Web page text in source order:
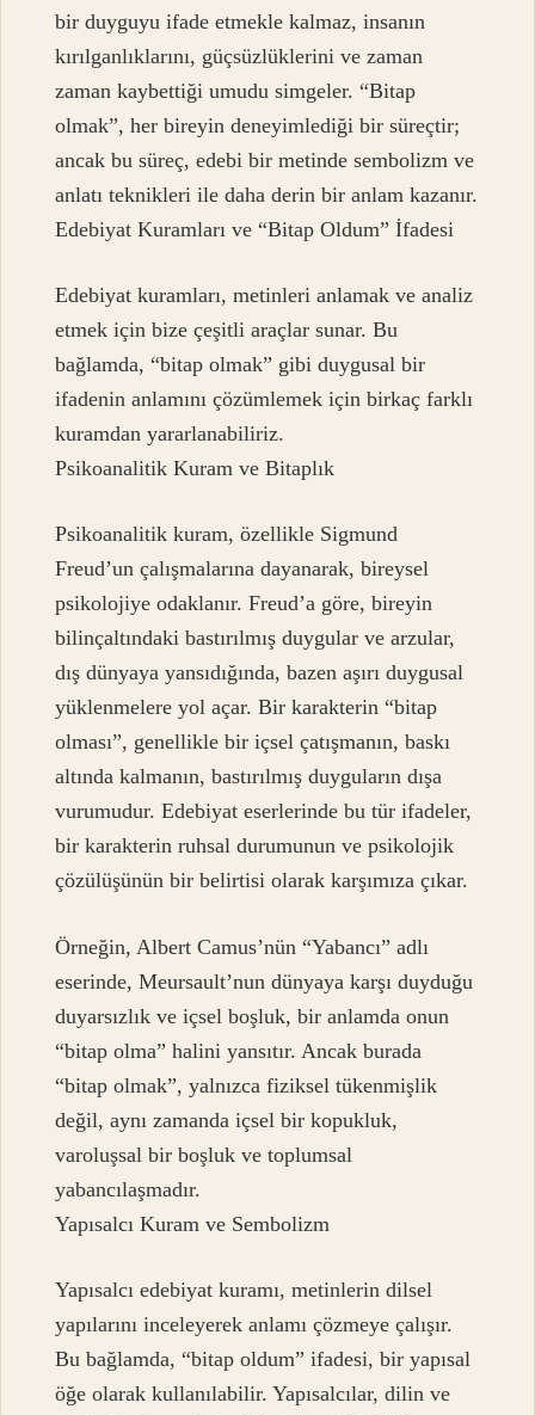
bir duyguyu ifade etmekle kalmaz, insanın
kırılganlıklarını, güçsüzlüklerini ve zaman
zaman kaybettiği umudu simgeler. “Bitap
olmak”, her bireyin deneyimlediği bir süreçtir;
ancak bu süreç, edebi bir metinde sembolizm ve
anlatı teknikleri ile daha derin bir anlam kazanır.
Edebiyat Kuramları ve “Bitap Oldum” İfadesi
Edebiyat kuramları, metinleri anlamak ve analiz
etmek için bize çeşitli araçlar sunar. Bu
bağlamda, “bitap olmak” gibi duygusal bir
ifadenin anlamını çözümlemek için birkaç farklı
kuramdan yararlanabiliriz.
Psikoanalitik Kuram ve Bitaplık
Psikoanalitik kuram, özellikle Sigmund
Freud’un çalışmalarına dayanarak, bireysel
psikolojiye odaklanır. Freud’a göre, bireyin
bilinçaltındaki bastırılmış duygular ve arzular,
dış dünyaya yansıdığında, bazen aşırı duygusal
yüklenmelere yol açar. Bir karakterin “bitap
olması”, genellikle bir içsel çatışmanın, baskı
altında kalmanın, bastırılmış duyguların dışa
vurumudur. Edebiyat eserlerinde bu tür ifadeler,
bir karakterin ruhsal durumunun ve psikolojik
çözülüşünün bir belirtisi olarak karşımıza çıkar.
Örneğin, Albert Camus’nün “Yabancı” adlı
eserinde, Meursault’nun dünyaya karşı duyduğu
duyarsızlık ve içsel boşluk, bir anlamda onun
“bitap olma” halini yansıtır. Ancak burada
“bitap olmak”, yalnızca fiziksel tükenmişlik
değil, aynı zamanda içsel bir kopukluk,
varoluşsal bir boşluk ve toplumsal
yabancılaşmadır.
Yapısalcı Kuram ve Sembolizm
Yapısalcı edebiyat kuramı, metinlerin dilsel
yapılarını inceleyerek anlamı çözmeye çalışır.
Bu bağlamda, “bitap oldum” ifadesi, bir yapısal
öğe olarak kullanılabilir. Yapısalcılar, dilin ve